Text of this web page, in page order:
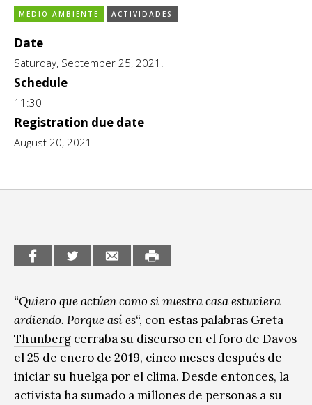
CCE en el interior/libros
Espacio itinerante de lectura infantil
Exposiciones
Formación
Género y Diversidad
Infantil y Juvenil
Letras
Sin categoría
MEDIO AMBIENTE ACTIVIDADES
Date
Saturday, September 25, 2021.
Schedule
11:30
Registration due date
August 20, 2021
“Quiero que actúen como si nuestra casa estuviera
ardiendo. Porque así es“, con estas palabras Greta
Thunberg cerraba su discurso en el foro de Davos
el 25 de enero de 2019, cinco meses después de
iniciar su huelga por el clima. Desde entonces, la
activista ha sumado a millones de personas a su